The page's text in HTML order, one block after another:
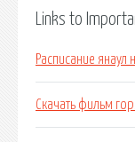
Links to
Расписание
Скачать фильм